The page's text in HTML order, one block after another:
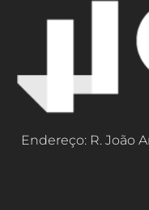
Endereço: R. João